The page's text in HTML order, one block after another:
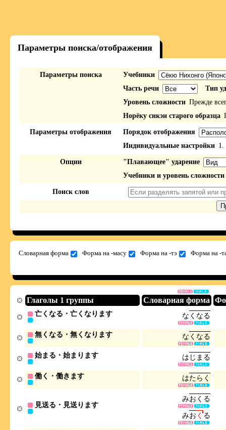
Параметры поиска/отображения
Параметры поиска
Учебники
Часть речи
Тип
Уровень сложности Прежде
Норёку сикэн старого образца
Параметры отображения
Порядок отображения
Индивидуальные настройки 1.
Опции
"Плавающее" ударение
Учебники и уровень сложности
Поиск слов
Словарная форма Форма на -масу Форма на -тэ Форма на -
Глаголы 1 группы Словарная форма
亡くなる・亡くなります な く なる
無くなる・無くなります な く なる
始まる・始まります は じ ま る
働く・働きます はたら く
見送る・見送ります
みお く る
みお くる